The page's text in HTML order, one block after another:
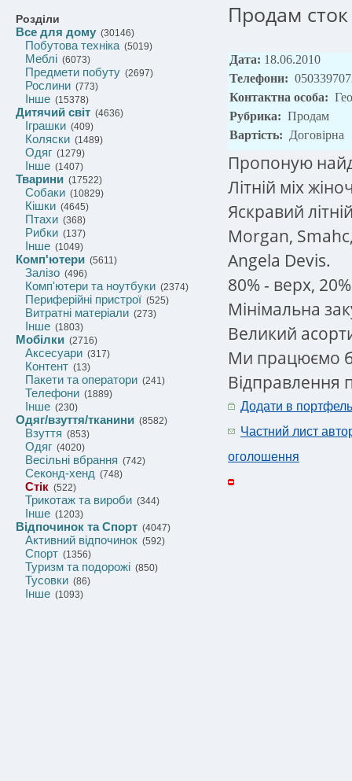
Розділи
Все для дому (30146)
Побутова техніка(5019)
Меблі (6073)
Предмети побуту (2697)
Рослини (773)
Інше (15378)
Дитячий світ (4636)
Іграшки (409)
Коляски (1489)
Одяг (1279)
Інше (1407)
Тварини (17522)
Собаки (10829)
Кішки (4645)
Птахи (368)
Рибки (137)
Інше (1049)
Комп'ютери (5611)
Залізо (496)
Комп'ютери та ноутбуки (2374)
Периферійні пристрої (525)
Витратні матеріали (273)
Інше (1803)
Мобілки (2716)
Аксесуари (317)
Контент (13)
Пакети та оператори (241)
Телефони (1889)
Інше (230)
Одяг/взуття/тканини (8582)
Взуття (853)
Одяг (4020)
Весільні вбрання (742)
Секонд-хенд (748)
Стік (522)
Трикотаж та вироби (344)
Інше (1203)
Відпочинок та Спорт (4047)
Активний відпочинок (592)
Спорт (1356)
Туризм та подорожі (850)
Тусовки (86)
Інше (1093)
Продам сток
Дата: 18.06.2010
Телефони:
Контактна особа:
Рубрика: Продам
Вартість: Договірна
Пропоную
Літній міx
Яскравий
Morgan,
Angela Devis.
80% - верх,
Мінімальна
Великий
Ми працюємо
Відправлення
Додати в портфель
Частний лист
оголошення